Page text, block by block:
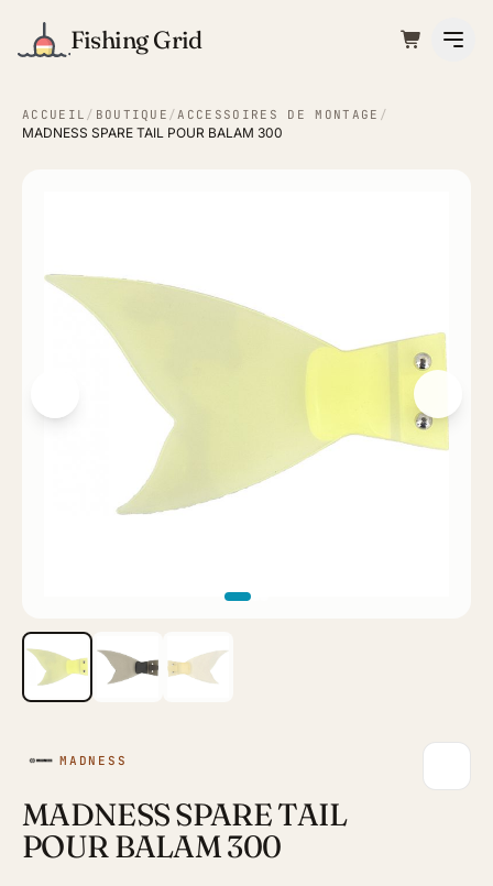
Fishing Grid
ACCUEIL / BOUTIQUE /ACCESSOIRES DE MONTAGE /
MADNESS SPARE TAIL POUR BALAM 300
MADNESS
MADNESS SPARE TAIL
POUR BALAM 300